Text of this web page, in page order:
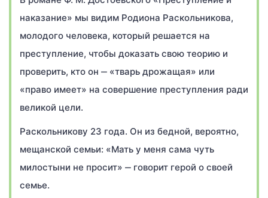
наказание» мы видим Родиона Раскольникова,
молодого человека, который решается на
преступление, чтобы доказать свою теорию и
проверить, кто он ‒ «тварь дрожащая» или
«право имеет» на совершение преступления ради
великой цели.
Раскольникову 23 года. Он из бедной, вероятно,
мещанской семьи: «Мать у меня сама чуть
милостыни не просит» ‒ говорит герой о своей
семье.